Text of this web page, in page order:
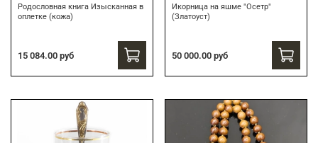
Родословная книга Изысканная в
оплетке (кожа)
15 084.00 руб
Икорница на яшме "Осетр"
(Златоуст)
50 000.00 руб